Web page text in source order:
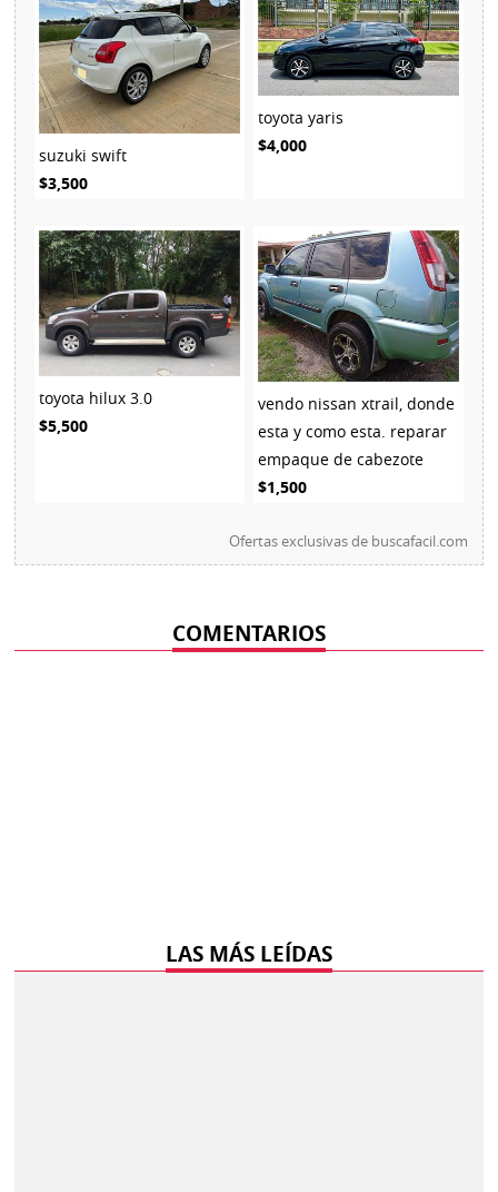
suzuki swift
$3,500
toyota yaris
$4,000
toyota hilux 3.0
$5,500
vendo nissan xtrail, donde
esta y como esta. reparar
empaque de cabezote
$1,500
Ofertas exclusivas de buscafacil.com
COMENTARIOS
LAS MÁS LEÍDAS